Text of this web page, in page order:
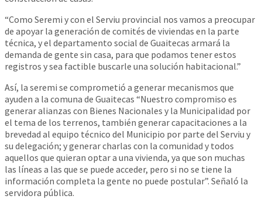
“Como Seremi y con el Serviu provincial nos vamos a preocupar
de apoyar la generación de comités de viviendas en la parte
técnica, y el departamento social de Guaitecas armará la
demanda de gente sin casa, para que podamos tener estos
registros y sea factible buscarle una solución habitacional.”
Así, la seremi se comprometió a generar mecanismos que
ayuden a la comuna de Guaitecas “Nuestro compromiso es
generar alianzas con Bienes Nacionales y la Municipalidad por
el tema de los terrenos, también generar capacitaciones a la
brevedad al equipo técnico del Municipio por parte del Serviu y
su delegación; y generar charlas con la comunidad y todos
aquellos que quieran optar a una vivienda, ya que son muchas
las líneas a las que se puede acceder, pero si no se tiene la
información completa la gente no puede postular”. Señaló la
servidora pública.